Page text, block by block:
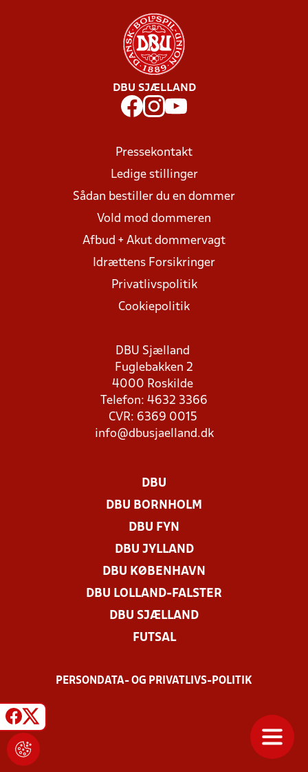
DBU SJÆLLAND
Pressekontakt
Ledige stillinger
Sådan bestiller du en dommer
Vold mod dommeren
Afbud + Akut dommervagt
Idrættens Forsikringer
Privatlivspolitik
Cookiepolitik
DBU Sjælland
Fuglebakken 2
4000 Roskilde
Telefon: 4632 3366
CVR: 6369 0015
info@dbusjaelland.dk
DBU
DBU BORNHOLM
DBU FYN
DBU JYLLAND
DBU KØBENHAVN
DBU LOLLAND-FALSTER
DBU SJÆLLAND
FUTSAL
PERSONDATA- OG PRIVATLIVS-POLITIK